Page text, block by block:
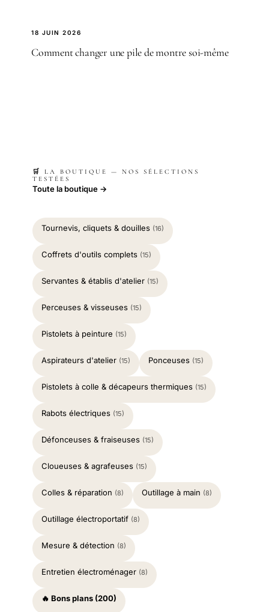
18 JUIN 2026
Comment changer une pile de montre soi-même
🛒 LA BOUTIQUE — NOS SÉLECTIONS
TESTÉES
Toute la boutique →
Tournevis, cliquets & douilles (16)
Coffrets d'outils complets (15)
Servantes & établis d'atelier (15)
Perceuses & visseuses (15)
Pistolets à peinture (15)
Aspirateurs d'atelier (15) Ponceuses (15)
Pistolets à colle & décapeurs thermiques (15)
Rabots électriques (15)
Défonceuses & fraiseuses (15)
Cloueuses & agrafeuses (15)
Colles & réparation (8) Outillage à main (8)
Outillage électroportatif (8)
Mesure & détection (8)
Entretien électroménager (8)
🔥 Bons plans (200)